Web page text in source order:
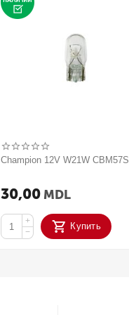
Champion 12V W21W CBM57S
30,00 MDL
+
−
Купить